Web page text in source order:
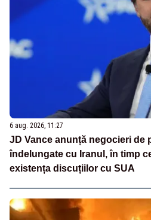
6 aug. 2026, 11:27
JD Vance anunță negocieri de
îndelungate cu Iranul, în timp
existența discuțiilor cu SUA